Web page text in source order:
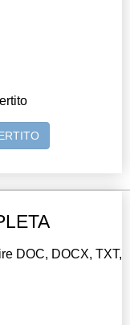
DOC, DOCX, TXT,